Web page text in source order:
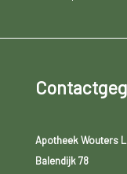
Apotheek Wouters
Balendijk 78